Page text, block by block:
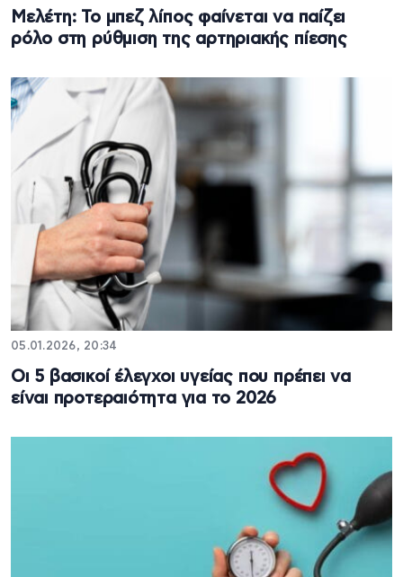
Μελέτη: Το μπεζ λίπος φαίνεται να παίζει
ρόλο στη ρύθμιση της αρτηριακής πίεσης
05.01.2026, 20:34
Οι 5 βασικοί έλεγχοι υγείας που πρέπει να
είναι προτεραιότητα για το 2026